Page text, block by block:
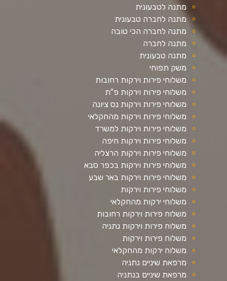
מתנה לטבעונית
מתנה לחברה טבעונית
מתנה לחברה הכי טובה
מתנה לחברה
מתנה טבעונית
משק תפוחי
משלוחי פירות וירקות רחובות
משלוחי פירות וירקות פ"ת
משלוחי פירות וירקות נס ציונה
משלוחי פירות וירקות מהחקלאי
משלוחי פירות וירקות למשרד
משלוחי פירות וירקות חיפה
משלוחי פירות וירקות הרצליה
משלוחי פירות וירקות בכפר סבא
משלוחי פירות וירקות באר שבע
משלוחי פירות וירקות
משלוחי ירקות מהחקלאי
משלוח פירות וירקות רחובות
משלוח פירות וירקות נתניה
משלוח פירות וירקות
משלוח ירקות מהחקלאי
מרפאת שיניים נתניה
מרפאת שיניים בנתניה